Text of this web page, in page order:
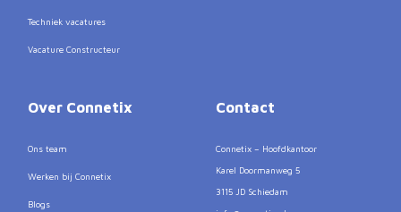
Techniek vacatures
Vacature Constructeur
Over Connetix
Ons team
Werken bij Connetix
Blogs
Contact
Connetix – Hoofdkantoor
Karel Doormanweg 5
3115 JD Schiedam